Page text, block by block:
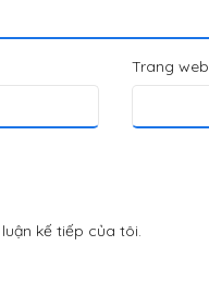
Trang web
kế tiếp của tôi.